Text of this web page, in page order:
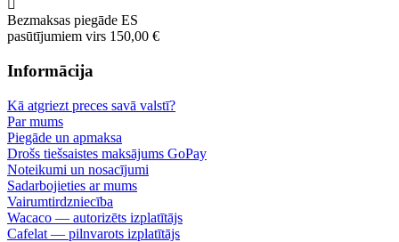
Bezmaksas piegāde ES
pasūtījumiem virs 150,00 €
Informācija
Kā atgriezt preces savā valstī?
Par mums
Piegāde un apmaksa
Drošs tiešsaistes maksājums GoPay
Noteikumi un nosacījumi
Sadarbojieties ar mums
Vairumtirdzniecība
Wacaco — autorizēts izplatītājs
Cafelat — pilnvarots izplatītājs